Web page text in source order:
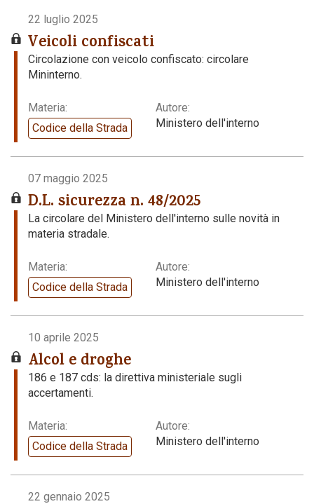
22 luglio 2025
Veicoli confiscati
Circolazione con veicolo confiscato: circolare
Mininterno.
Materia:
Codice della Strada
Autore:
Ministero dell'interno
07 maggio 2025
D.L. sicurezza n. 48/2025
La circolare del Ministero dell'interno sulle novità in
materia stradale.
Materia:
Codice della Strada
Autore:
Ministero dell'interno
10 aprile 2025
Alcol e droghe
186 e 187 cds: la direttiva ministeriale sugli
accertamenti.
Materia:
Codice della Strada
Autore:
Ministero dell'interno
22 gennaio 2025